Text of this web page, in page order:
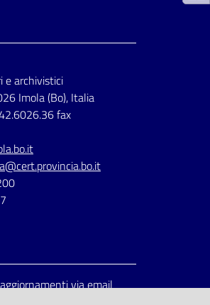
e archivistici
Imola (Bo), Italia
fax
via email